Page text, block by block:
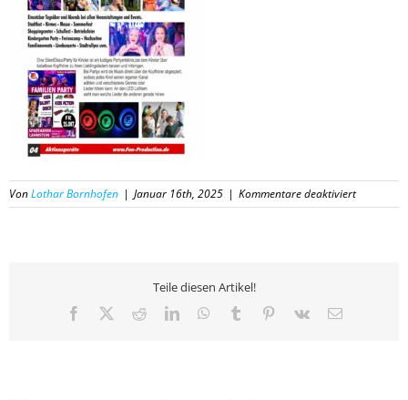
VonLothar Bornhofen | Januar 16th, 2025 | Kommentare deaktiviertfür
04
Teile diesen Artikel!
Facebook RedditLinkedInWhatsApp
Tumblr Pinterest
Vk
E-